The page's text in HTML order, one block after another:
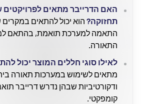
האם הדרייבר מתאים
תחזוקה? הוא יכול להתאים
התאמה למערכת תואמת, בהתאם
התאורה.
לאילו סוגי חללים המוצר יכול
מתאים לשימוש במערכות תאורה
ודקורטיביות שבהן נדרש דרייבר
קומפקטי.